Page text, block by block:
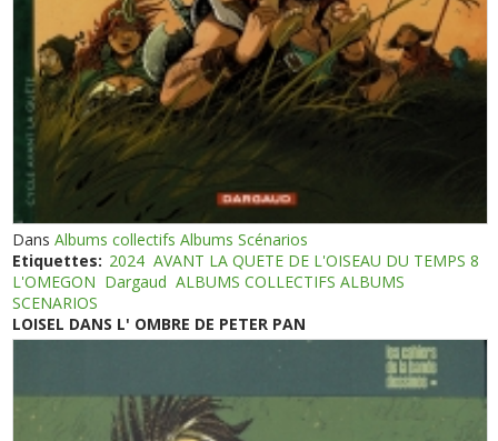
DansAlbums collectifs Albums Scénarios
Etiquettes: 2024 AVANT LA QUETE DE L'OISEAU DU TEMPS 8
L'OMEGON Dargaud ALBUMS COLLECTIFS ALBUMS
SCENARIOS
LOISEL DANS L' OMBRE DE PETER PAN